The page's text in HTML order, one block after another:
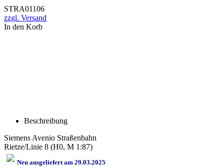
STRA01106
zzgl. Versand
In den Korb
Beschreibung
Siemens Avenio Straßenbahn
Rietze/Linie 8 (H0, M 1:87)
Neu ausgeliefert am 29.03.2025